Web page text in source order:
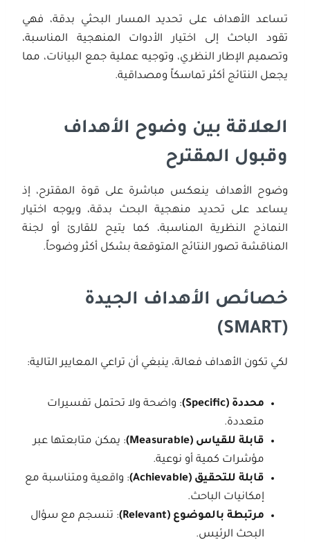
تساعد الأهداف على تحديد المسار البحثي بدقة، فهي
تقود الباحث إلى اختيار الأدوات المنهجية المناسبة،
وتصميم الإطار النظري، وتوجيه عملية جمع البيانات، مما
يجعل النتائج أكثر تماسكاً ومصداقية.
العلاقة بين وضوح الأهداف
وقبول المقترح
وضوح الأهداف ينعكس مباشرة على قوة المقترح، إذ
يساعد على تحديد منهجية البحث بدقة، ويوجه اختيار
النماذج النظرية المناسبة، كما يتيح للقارئ أو لجنة
المناقشة تصور النتائج المتوقعة بشكل أكثر وضوحاً.
خصائص الأهداف الجيدة
(SMART)
لكي تكون الأهداف فعالة، ينبغي أن تراعي المعايير التالية:
محددة (Specific)
: واضحة ولا تحتمل تفسيرات
متعددة.
قابلة للقياس (Measurable)
: يمكن متابعتها عبر
مؤشرات كمية أو نوعية.
قابلة للتحقيق (Achievable)
: واقعية ومتناسبة مع
إمكانيات الباحث.
مرتبطة بالموضوع (Relevant)
: تنسجم مع سؤال
البحث الرئيس.